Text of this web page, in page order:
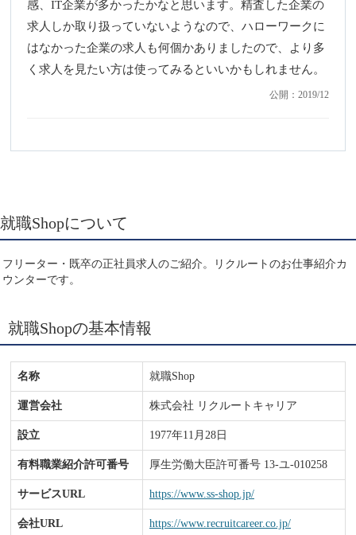
感、IT企業が多かったかなと思います。精査した企業の
求人しか取り扱っていないようなので、ハローワークに
はなかった企業の求人も何個かありましたので、より多
く求人を見たい方は使ってみるといいかもしれません。
公開：2019/12
就職Shopについて
フリーター・既卒の正社員求人のご紹介。リクルートのお仕事紹介カ
ウンターです。
就職Shopの基本情報
名称 就職Shop
運営会社 株式会社 リクルートキャリア
設立 1977年11月28日
有料職業紹介許可番号 厚生労働大臣許可番号 13-ユ-010258
サービスURL https://www.ss-shop.jp/
会社URL https://www.recruitcareer.co.jp/